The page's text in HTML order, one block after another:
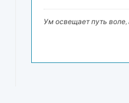
Ум освещает путь